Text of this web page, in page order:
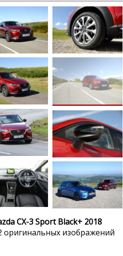
CX-3 Sport Black+ 2018
оригинальных изображений